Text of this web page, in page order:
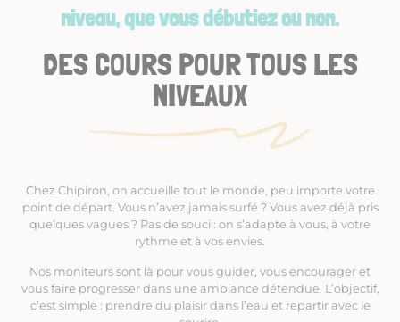
niveau, que vous débutiez ou non.
DES COURS POUR TOUS LES
NIVEAUX
Chez Chipiron, on accueille tout le monde, peu importe votre
point de départ. Vous n’avez jamais surfé ? Vous avez déjà pris
quelques vagues ? Pas de souci : on s’adapte à vous, à votre
rythme et à vos envies.
Nos moniteurs sont là pour vous guider, vous encourager et
vous faire progresser dans une ambiance détendue. L’objectif,
c’est simple : prendre du plaisir dans l’eau et repartir avec le